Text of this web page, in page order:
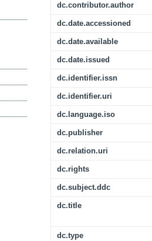
dc.contributor.author
dc.date.accessioned
dc.date.available
dc.date.issued
dc.identifier.issn
dc.identifier.uri
dc.language.iso
dc.publisher
dc.relation.uri
dc.rights
dc.subject.ddc
dc.title
dc.type